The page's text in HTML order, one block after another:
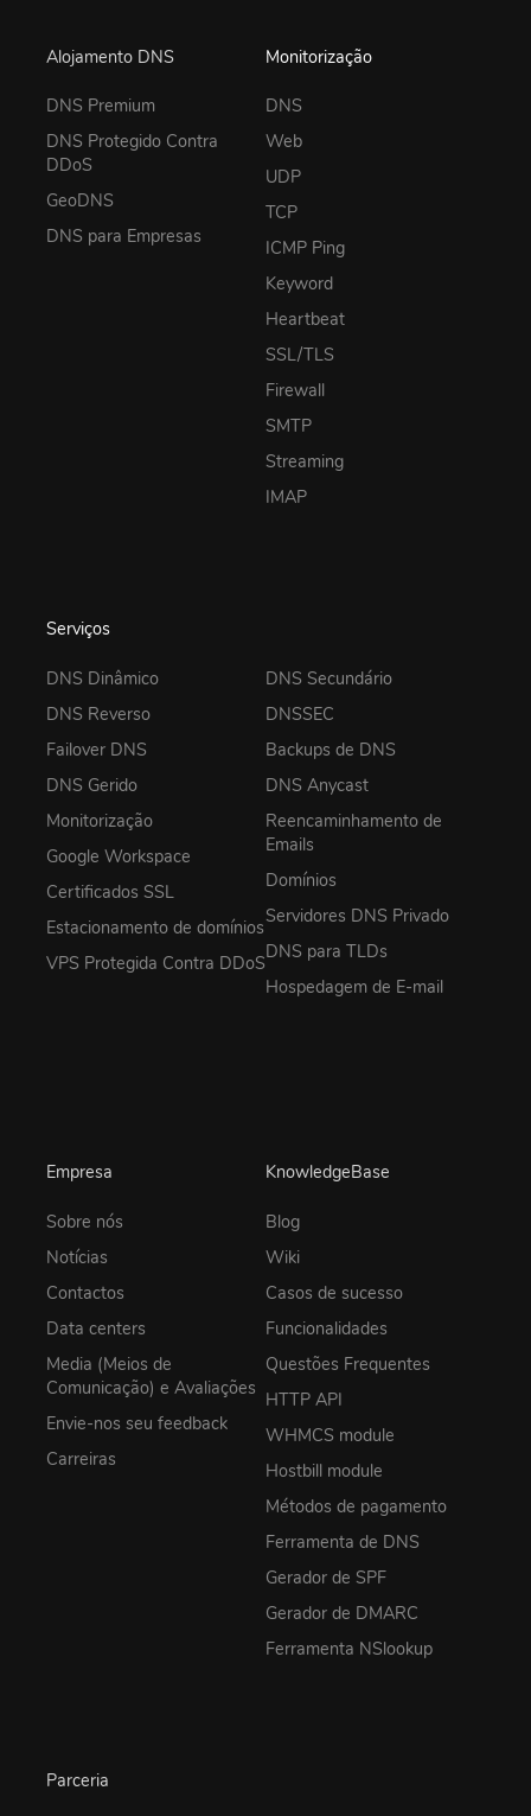
Alojamento DNS
DNS Premium
DNS Protegido Contra
DDoS
GeoDNS
DNS para Empresas
Monitorização
DNS
Web
UDP
TCP
ICMP Ping
Keyword
Heartbeat
SSL/TLS
Firewall
SMTP
Streaming
IMAP
Serviços
DNS Dinâmico
DNS Reverso
Failover DNS
DNS Gerido
Monitorização
Google Workspace
Certificados SSL
Estacionamento de domínios
VPS Protegida Contra DDoS
DNS Secundário
DNSSEC
Backups de DNS
DNS Anycast
Reencaminhamento de
Emails
Domínios
Servidores DNS Privado
DNS para TLDs
Hospedagem de E-mail
Empresa
Sobre nós
Notícias
Contactos
Data centers
Media (Meios de
Comunicação) e Avaliações
Envie-nos seu feedback
Carreiras
KnowledgeBase
Blog
Wiki
Casos de sucesso
Funcionalidades
Questões Frequentes
HTTP API
WHMCS module
Hostbill module
Métodos de pagamento
Ferramenta de DNS
Gerador de SPF
Gerador de DMARC
Ferramenta NSlookup
Parceria